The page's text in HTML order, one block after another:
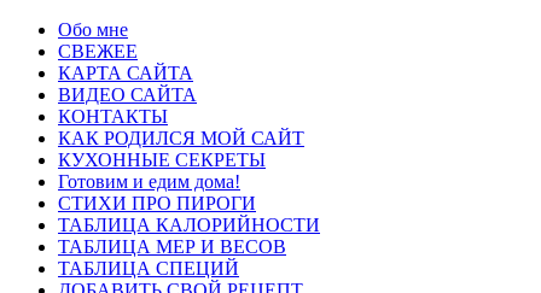
Обо мне
СВЕЖЕЕ
КАРТА САЙТА
ВИДЕО САЙТА
КОНТАКТЫ
КАК РОДИЛСЯ МОЙ САЙТ
КУХОННЫЕ СЕКРЕТЫ
Готовим и едим дома!
СТИХИ ПРО ПИРОГИ
ТАБЛИЦА КАЛОРИЙНОСТИ
ТАБЛИЦА МЕР И ВЕСОВ
ТАБЛИЦА СПЕЦИЙ